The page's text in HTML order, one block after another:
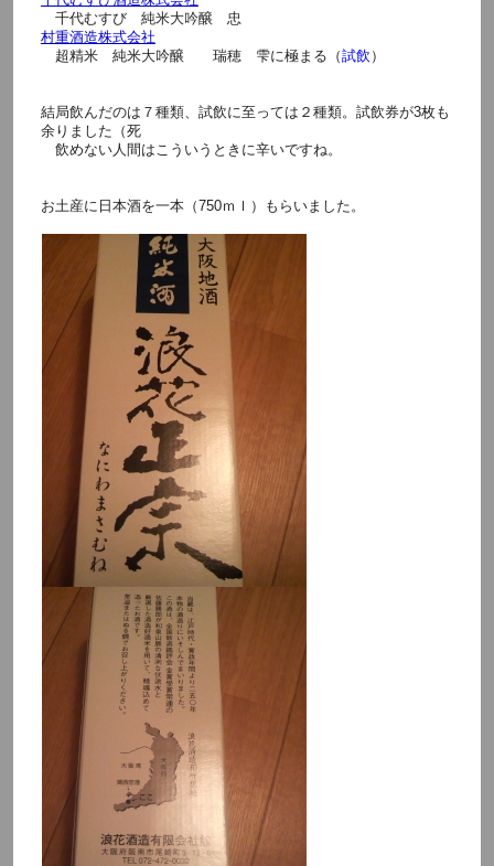
千代むすび 純米大吟醸 忠
村重酒造株式会社
超精米 純米大吟醸 瑞穂 雫に極まる（試飲 ）
結局飲んだのは７種類、試飲に至っては２種類。試飲券が3枚も
余りました（死
飲めない人間はこういうときに辛いですね。
お土産に日本酒を一本（750ｍｌ）もらいました。